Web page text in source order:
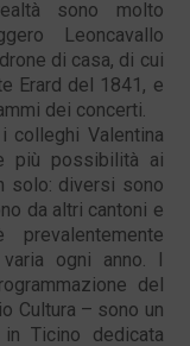
sono molto
Leoncavallo
di casa, di cui
Erard del 1841, e
dei concerti.
colleghi Valentina
più possibilità ai
solo: diversi sono
da altri cantoni e
prevalentemente
ogni anno. I
del
Cultura – sono un
in Ticino dedicata